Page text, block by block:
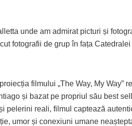
unde am admirat picturi și
fotografii de grup în fața
filmului „The Way, My Way”
și bazat pe propriul său best
pelerini reali, filmul captează
umor și conexiuni umane